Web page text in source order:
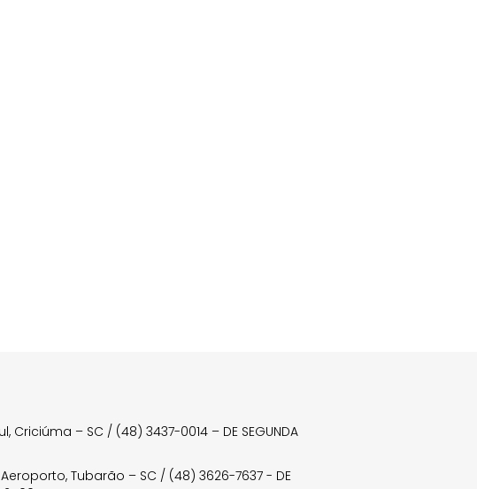
Criciúma – SC / (48) 3437-0014 – DE SEGUNDA
Tubarão – SC / (48) 3626-7637 - DE